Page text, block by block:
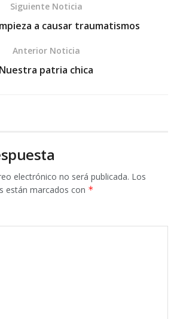
Siguiente Noticia
a causar traumatismos
Anterior Noticia
Nuestra patria chica
electrónico no será publicada. Los
están marcados con *